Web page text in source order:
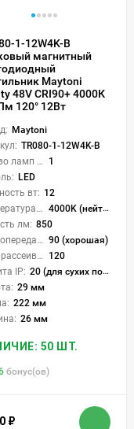
1-12W4K-B
магнитный
Maytoni
48V CRI90+ 4000К
120° 12Вт
Maytoni
TR080-1-12W4K-B
Кол-во ламп или LED:
1
LED
вт: 12
Температура света:
4000K (нейтральный)
лм: 850
Цветопередача (CRI): 90 (хорошая)
Угол рассеивания света °:
120
IP: 20 (для сухих пом.)
29 мм
222 мм
26 мм
50 ШТ.
бонус(ов)
₽